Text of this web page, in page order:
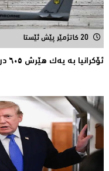
20 کاتژمێر پێش ئێستا
ئۆکرانیا بە یەک هێرش ٦٠٥ درۆنی ئاڕاستەى ڕووسیا کرد